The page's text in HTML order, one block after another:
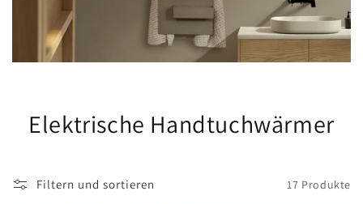
Elektrische Handtuchwärmer
Filtern und sortieren 17 Produkte